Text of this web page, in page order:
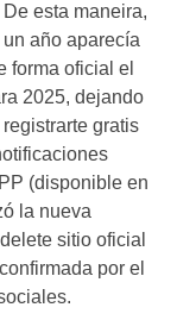
esta maneira,
año aparecía
forma oficial el
2025, dejando
gratis
(disponible en
la nueva
sitio oficial
por el